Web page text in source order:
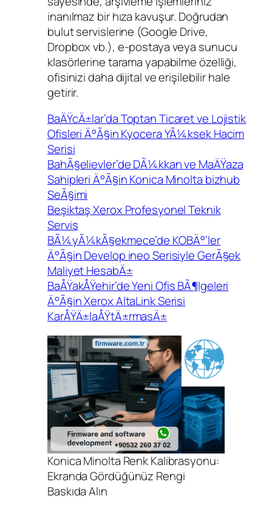
inanılmaz bir hıza kavuşur. Doğrudan
bulut servislerine (Google Drive,
Dropbox vb.), e-postaya veya sunucu
klasörlerine tarama yapabilme özelliği,
ofisinizi daha dijital ve erişilebilir hale
getirir.
BaÄŸcÄ±lar’da Toptan Ticaret ve Lojistik
Ofisleri Ä°Ã§in Kyocera YÃ¼ksek Hacim
Serisi
BahÃ§elievler’de DÃ¼kkan ve MaÄŸaza
Sahipleri Ä°Ã§in Konica Minolta bizhub
SeÃ§imi
Beşiktaş Xerox Profesyonel Teknik
Servis
BÃ¼yÃ¼kÃ§ekmece’de KOBÄ°’ler
Ä°Ã§in Develop ineo Serisiyle GerÃ§ek
Maliyet HesabÄ±
BaÅŸakÅŸehir’de Yeni Ofis BÃ¶lgeleri
Ä°Ã§in Xerox AltaLink Serisi
KarÅŸÄ±laÅŸtÄ±rmasÄ±
Konica Minolta Renk Kalibrasyonu:
Ekranda Gördüğünüz Rengi
Baskıda Alın